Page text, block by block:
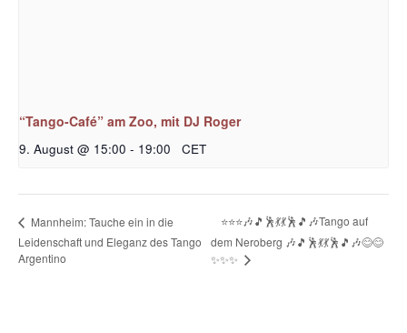
“Tango-Café” am Zoo, mit DJ Roger
9. August @ 15:00 - 19:00 CET
Mannheim: Tauche ein in die
Leidenschaft und Eleganz des Tango
Argentino
⭐⭐⭐🎶🎵🕺💃💃🕺🎵🎶Tango auf
dem Neroberg 🎶🎵🕺💃💃🕺🎵🎶😊😊
✨✨✨